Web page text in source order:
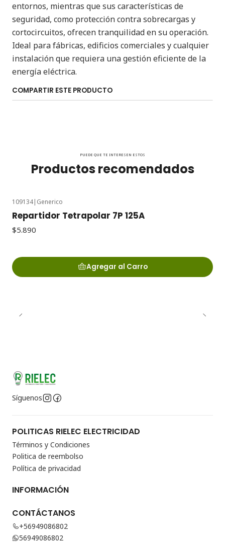
entornos, mientras que sus características de
seguridad, como protección contra sobrecargas y
cortocircuitos, ofrecen tranquilidad en su operación.
Ideal para fábricas, edificios comerciales y cualquier
instalación que requiera una gestión eficiente de la
energía eléctrica.
COMPARTIR ESTE PRODUCTO
PUEDE QUE TE INTERESEN ESTOS
Productos recomendados
109134| Generico
Repartidor Tetrapolar 7P 125A
$5.890
Agregar al Carro
Síguenos
POLITICAS RIELEC ELECTRICIDAD
Términos y Condiciones
Politica de reembolso
Política de privacidad
INFORMACIÓN
CONTÁCTANOS
+56949086802
56949086802